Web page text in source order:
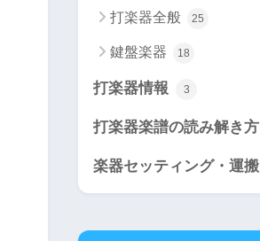
打楽器全般 25
鍵盤楽器 18
打楽器情報 3
打楽器楽譜の読み解き方
楽器セッティング・運搬